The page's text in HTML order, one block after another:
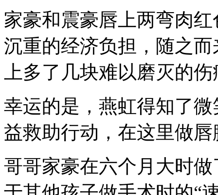
家豪和震豪唇上两弯肉
沉重的经济负担，随之
上多了几块难以磨灭的
幸运的是，燕虹得知了
益救助行动，在这里做
哥哥家豪在六个月大时